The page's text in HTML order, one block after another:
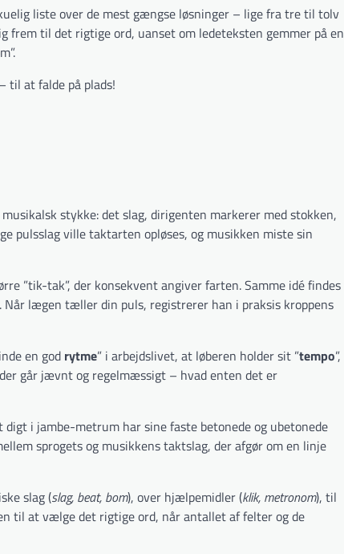
liste over de mest gængse løsninger – lige fra tre til tolv
til det rigtige ord, uanset om lede­teksten gemmer på en
til at falde på plads!
stykke: det slag, dirigenten markerer med stokken,
pulsslag ville taktarten opløses, og musikken miste sin
”tik-tak”, der konsekvent angiver farten. Samme idé findes
lægen tæller din puls, registrerer han i praksis kroppens
en god rytme” i arbejdslivet, at løberen holder sit ”tempo”,
går jævnt og regelmæssigt – hvad enten det er
i jambe-metrum har sine faste betonede og ubetonede
sprogets og musikkens taktslag, der afgør om en linje
slag (slag, beat, bom), over hjælpemidler (klik, metronom), til
til at vælge det rigtige ord, når antallet af felter og de